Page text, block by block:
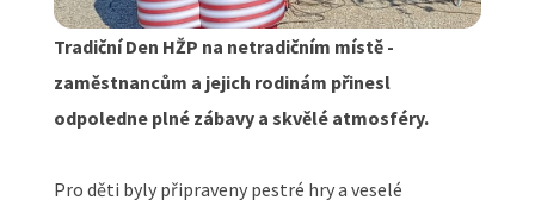
Tradiční Den HŽP na netradičním místě -
zaměstnancům a jejich rodinám přinesl
odpoledne plné zábavy a skvělé atmosféry.
Pro děti byly připraveny pestré hry a veselé